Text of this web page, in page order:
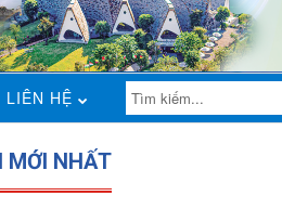
LIÊN HỆ
MỚI NHẤT